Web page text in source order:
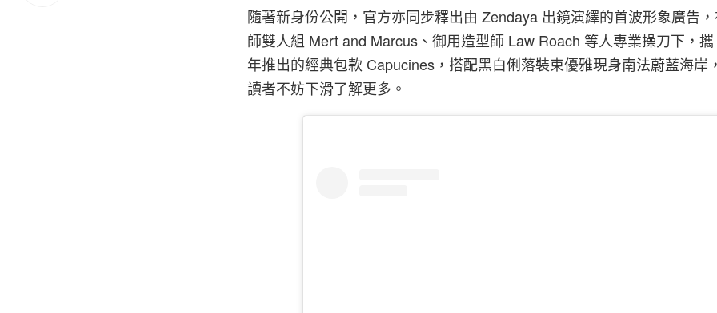
隨著新身份公開，官方亦同步釋出由 Zendaya 出鏡演繹的首波形象廣告
師雙人組 Mert and Marcus、御用造型師 Law Roach 等人專業操刀下，攜
年推出的經典包款 Capucines，搭配黑白俐落裝束優雅現身南法蔚藍海岸
讀者不妨下滑了解更多。